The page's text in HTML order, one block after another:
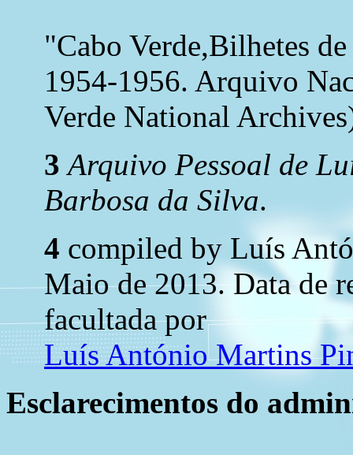
"Cabo Verde,Bilhetes
1954-1956. Arquivo
Verde National
3 Arquivo Pessoal de
Barbosa da Silva.
4 compiled by Luís
Maio de 2013. Data de
facultada por
Luís António Martins
Esclarecimentos do